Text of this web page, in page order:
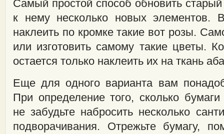
Самый простой способ обновить
к нему несколько новых элементов.
наклеить по кромке такие вот розы.
или изготовить самому такие цветы.
остается только наклеить их на ткань
Еще для одного варианта вам
При определение того, сколько
не забудьте набросить несколько
подворачивания. Отрежьте бумагу,